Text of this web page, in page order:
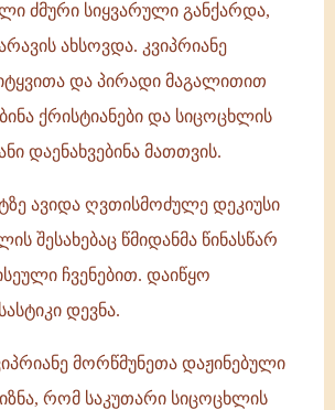
ძმური სიყვარული განქარდა,
ახსოვდა. კვიპრიანე
და პირადი მაგალითით
ქრისტიანები და სიცოცხლის
დაენახვებინა მათთვის.
ავიდა ღვთისმოძულე დეკიუსი
შესახებაც წმიდანმა წინასწარ
ჩვენებით. დაიწყო
დევნა.
მორწმუნეთა დაჟინებული
რომ საკუთარი სიცოცხლის